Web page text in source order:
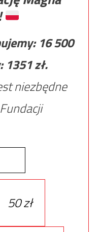
16 500
1351zł.
niezbędne
50 zł